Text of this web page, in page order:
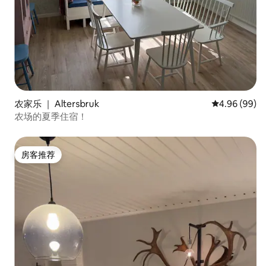
农家乐 ｜ Altersbruk 平均评分 4.96
4.96 (99)
农场的夏季住宿！
房客推荐
房客推荐